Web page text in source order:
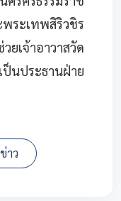
ระเทพสิริวชิร
เจ้าอาวาสวัด
นประธานฝ่าย
าว